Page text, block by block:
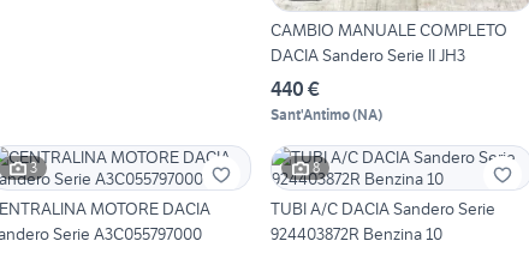
CAMBIO MANUALE COMPLETO
DACIA Sandero Serie II JH3
440 €
Sant'Antimo(NA)
3
MOTORE DACIA
Serie A3C055797000
8
TUBI A/C DACIA Sandero Serie
924403872R Benzina 10